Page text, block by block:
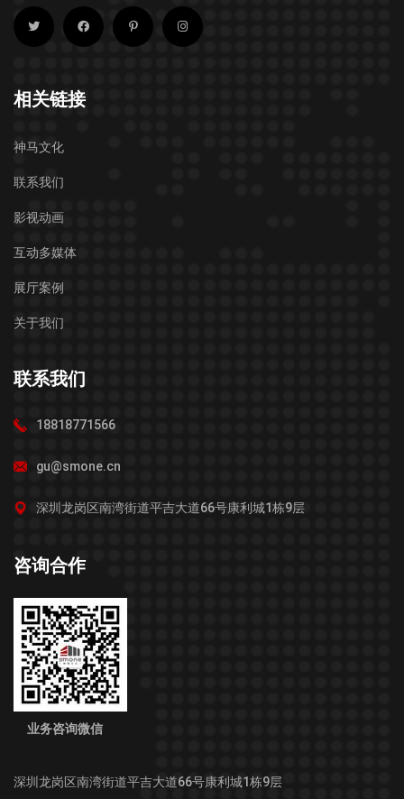
相关链接
神马文化
联系我们
影视动画
互动多媒体
展厅案例
关于我们
联系我们
18818771566
gu@smone.cn
深圳龙岗区南湾街道平吉大道66号康利城1栋9层
咨询合作
业务咨询微信
深圳龙岗区南湾街道平吉大道66号康利城1栋9层